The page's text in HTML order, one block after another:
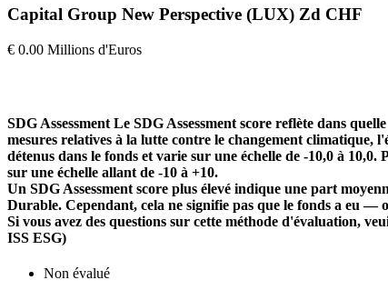
Capital Group New Perspective (LUX) Zd CHF
€ 0.00 Millions d'Euros
SDG Assessment Le SDG Assessment score reflète dans
mesures relatives à la lutte contre le changement climatique,
détenus dans le fonds et varie sur une échelle de -10,0 à
sur une échelle allant de -10 à +10.
Un SDG Assessment score plus élevé indique une part
Durable. Cependant, cela ne signifie pas que le fonds a eu
Si vous avez des questions sur cette méthode d'évaluation,
ISS ESG)
Non évalué